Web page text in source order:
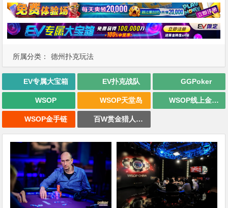
所属分类： 德州扑克玩法
EV专属大宝箱 EV扑克战队 GGPoker
WSOP WSOP天堂岛 WSOP线上金手链
WSOP金手链 百W赏金猎人大奖赛